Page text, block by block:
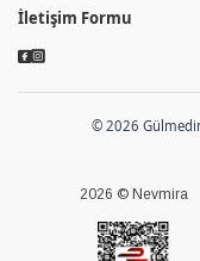
İletişim Formu
© 2026
2026 © Nevmira